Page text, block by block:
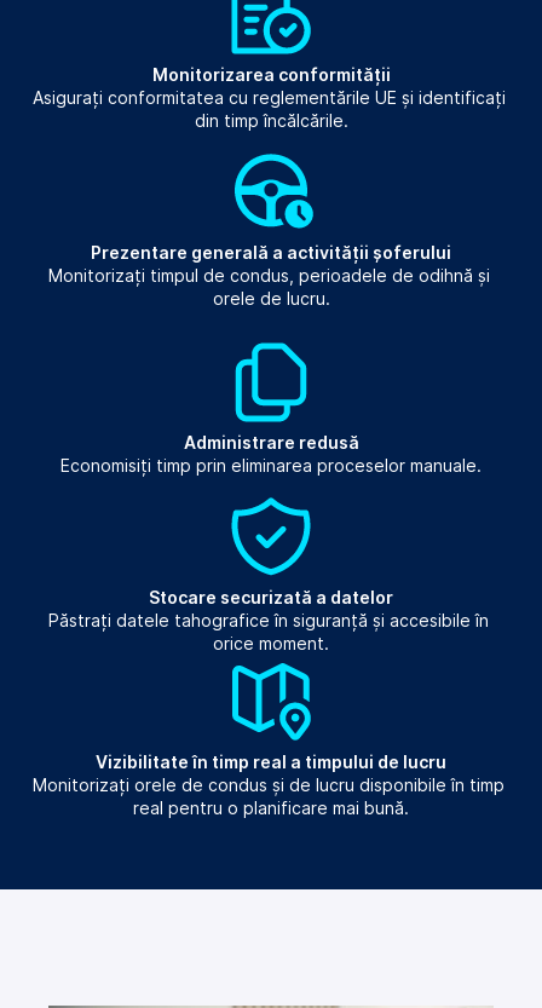
Monitorizarea conformității
Asigurați conformitatea cu reglementările UE și identificați
din timp încălcările.
Prezentare generală a activității șoferului
Monitorizați timpul de condus, perioadele de odihnă și
orele de lucru.
Administrare redusă
Economisiți timp prin eliminarea proceselor manuale.
Stocare securizată a datelor
Păstrați datele tahografice în siguranță și accesibile în
orice moment.
Vizibilitate în timp real a timpului de lucru
Monitorizați orele de condus și de lucru disponibile în timp
real pentru o planificare mai bună.